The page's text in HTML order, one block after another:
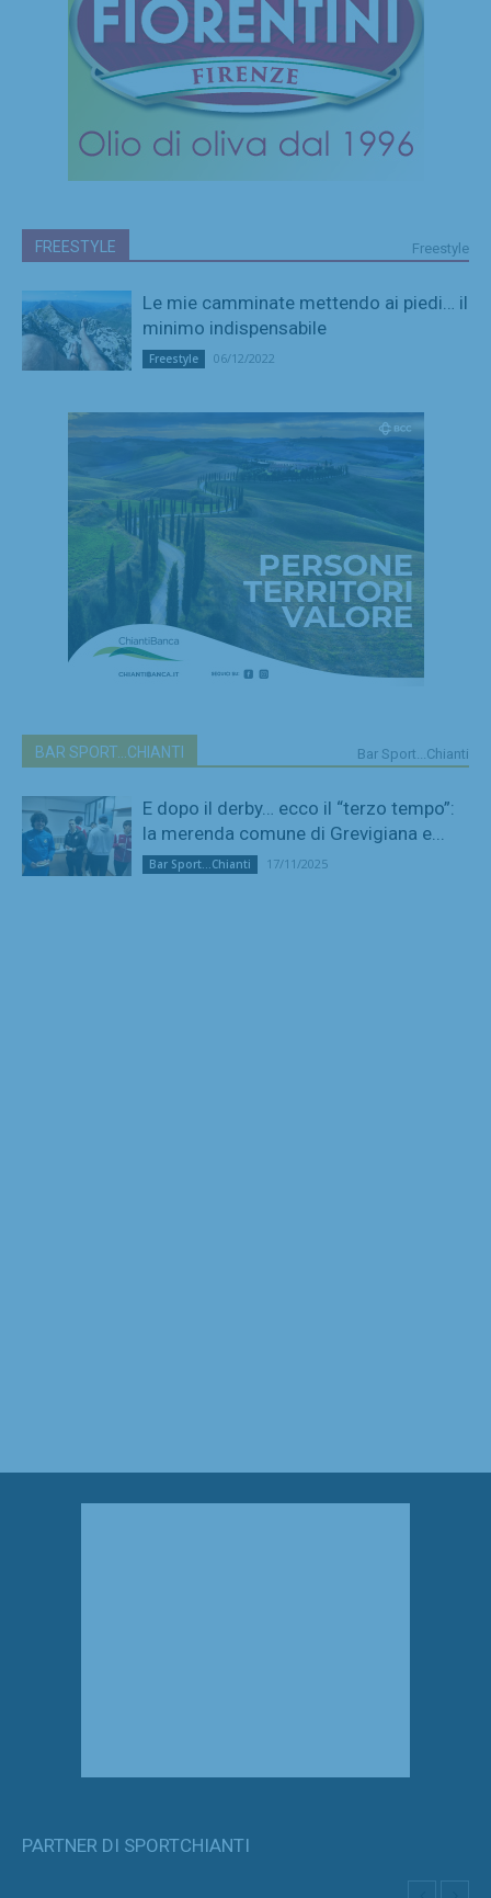
FREESTYLE Freestyle
Le mie camminate mettendo ai piedi… il
minimo indispensabile
Freestyle 06/12/2022
BAR SPORT...CHIANTI Bar Sport...Chianti
E dopo il derby… ecco il “terzo tempo”:
la merenda comune di Grevigiana e...
Bar Sport...Chianti 17/11/2025
PARTNER DI SPORTCHIANTI